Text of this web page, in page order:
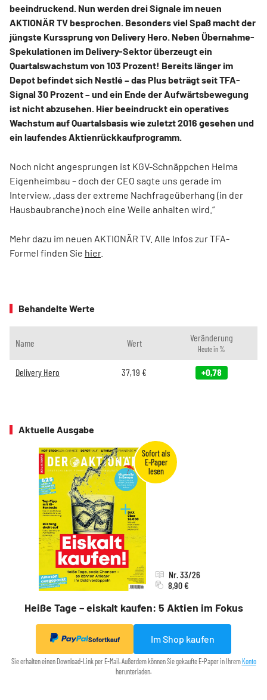
beeindruckend. Nun werden drei Signale im neuen
AKTIONÄR TV besprochen. Besonders viel Spaß macht der
jüngste Kurssprung von Delivery Hero. Neben Übernahme-
Spekulationen im Delivery-Sektor überzeugt ein
Quartalswachstum von 103 Prozent! Bereits länger im
Depot befindet sich Nestlé – das Plus beträgt seit TFA-
Signal 30 Prozent – und ein Ende der Aufwärtsbewegung
ist nicht abzusehen. Hier beeindruckt ein operatives
Wachstum auf Quartalsbasis wie zuletzt 2016 gesehen und
ein laufendes Aktienrückkaufprogramm.
Noch nicht angesprungen ist KGV-Schnäppchen Helma
Eigenheimbau – doch der CEO sagte uns gerade im
Interview, „dass der extreme Nachfrageüberhang (in der
Hausbaubranche) noch eine Weile anhalten wird.“
Mehr dazu im neuen AKTIONÄR TV. Alle Infos zur TFA-
Formel finden Sie hier.
Behandelte Werte
Name Wert Veränderung
Heute in %
Delivery Hero 37,19 € +0,78
Aktuelle Ausgabe
Heiße Tage – eiskalt kaufen: 5 Aktien im Fokus
Nr. 33/26
8,90 €
Sofortkauf Im Shop kaufen
Sie erhalten einen Download-Link per E-Mail. Außerdem können Sie gekaufte E-Paper in Ihrem Konto
herunterladen.